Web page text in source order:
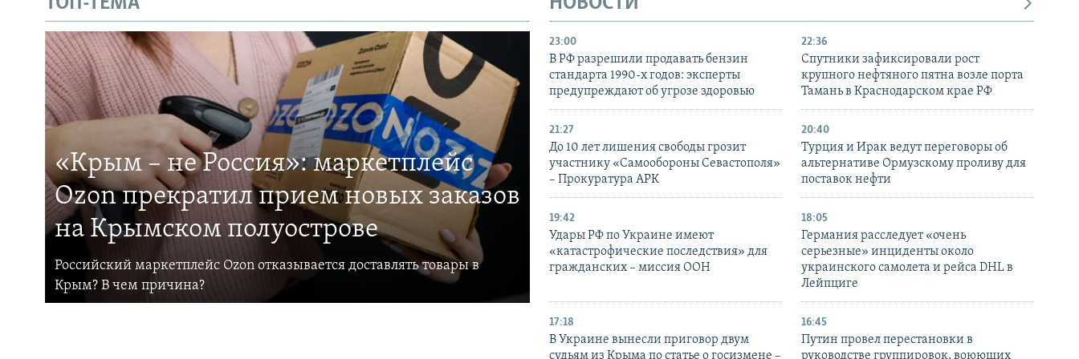
«Крым – не Россия»: маркетплейс
Ozon прекратил прием новых заказов
на Крымском полуострове
Российский маркетплейс Ozon отказывается доставлять товары в
Крым? В чем причина?
23:00
В РФ разрешили продавать бензин
стандарта 1990-х годов: эксперты
предупреждают об угрозе здоровью
22:36
Спутники зафиксировали рост
крупного нефтяного пятна возле порта
Тамань в Краснодарском крае РФ
21:27
До 10 лет лишения свободы грозит
участнику «Самообороны Севастополя»
– Прокуратура АРК
20:40
Турция и Ирак ведут переговоры об
альтернативе Ормузскому проливу для
поставок нефти
19:42
Удары РФ по Украине имеют
«катастрофические последствия» для
гражданских – миссия ООН
18:05
Германия расследует «очень
серьезные» инциденты около
украинского самолета и рейса DHL в
Лейпциге
17:18
В Украине вынесли приговор двум
судьям из Крыма по статье о госизмене –
16:45
Путин провел перестановки в
руководстве группировок, воюющих